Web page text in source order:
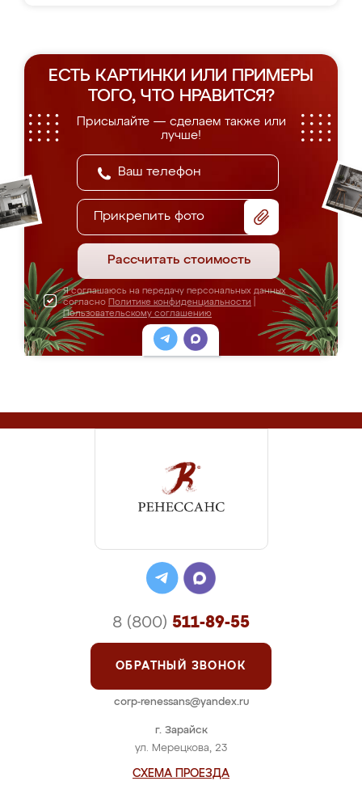
ЕСТЬ КАРТИНКИ ИЛИ ПРИМЕРЫ
ТОГО, ЧТО НРАВИТСЯ?
Присылайте — сделаем также или
лучше!
Прикрепить фото
Рассчитать стоимость
Я соглашаюсь на передачу персональных данных
согласно Политике конфиденциальности
Пользовательскому соглашению
г. Зарайск
ул. Мерецкова, 23
СХЕМА ПРОЕЗДА
8 (800) 511-89-55
ОБРАТНЫЙ ЗВОНОК
corp-renessans@yandex.ru